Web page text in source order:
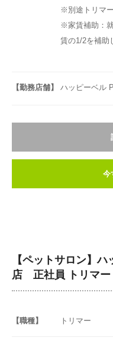
※別途トリマ
※家賃補助：
賃の1/2を補助
【勤務店舗】 ハッピーベル
今
【ペットサロン】
店 正社員 トリマー
【職種】 トリマー